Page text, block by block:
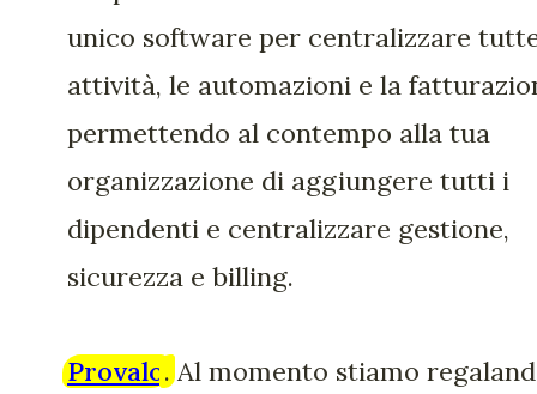
unico software per centralizzare
attività, le automazioni e la
permettendo al contempo alla tua
organizzazione di aggiungere tutti i
dipendenti e centralizzare gestione,
sicurezza e billing.
Provalo.Al momento stiamo